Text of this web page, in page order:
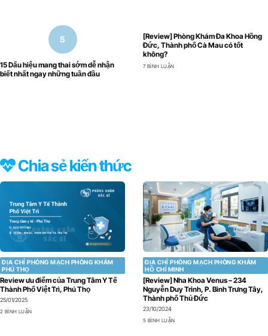
15 Dấu hiệu mang thai sớm dễ nhận
biết nhất ngay những tuần đầu
[Review] Phòng Khám Đa Khoa Hồng
Đức, Thành phố Cà Mau có tốt
không?
7 BÌNH LUẬN
Chia sẻ kiến thức
ĐỊA CHỈ PHÒNG MẠCH PHÒNG KHÁM
PHÚ THỌ
Review ưu điểm của Trung Tâm Y Tế
Thành Phố Việt Trì, Phú Thọ
25/01/2025
2 BÌNH LUẬN
ĐỊA CHỈ PHÒNG MẠCH PHÒNG KHÁM
HỒ CHÍ MINH
[Review] Nha Khoa Venus – 234
Nguyễn Duy Trinh, P. Bình Trưng Tây,
Thành phố Thủ Đức
23/10/2024
5 BÌNH LUẬN